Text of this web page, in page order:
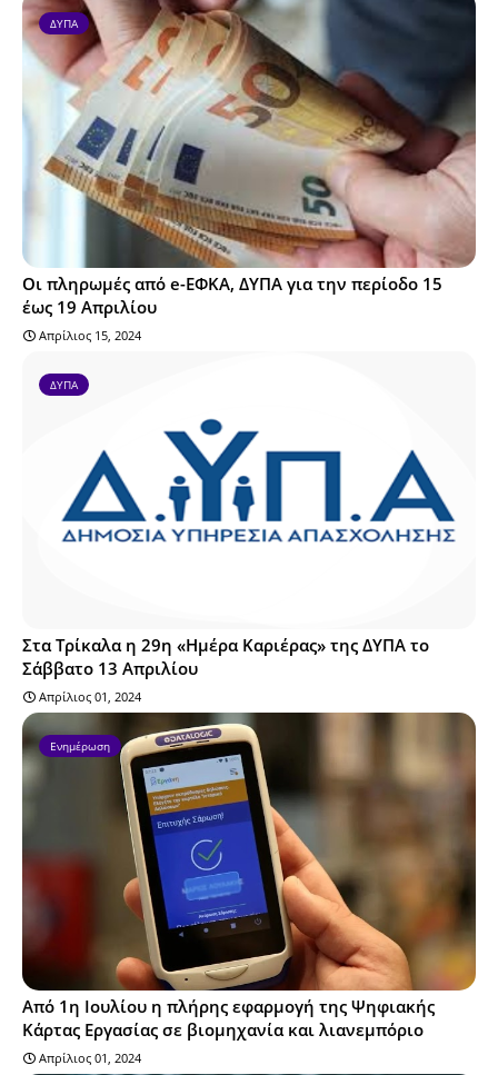
ΔΥΠΑ
Οι πληρωμές από e-ΕΦΚΑ, ΔΥΠΑ για την περίοδο 15
έως 19 Απριλίου
Απρίλιος 15, 2024
ΔΥΠΑ
Στα Τρίκαλα η 29η «Ημέρα Καριέρας» της ΔΥΠΑ το
Σάββατο 13 Απριλίου
Απρίλιος 01, 2024
Ενημέρωση
Από 1η Ιουλίου η πλήρης εφαρμογή της Ψηφιακής
Κάρτας Εργασίας σε βιομηχανία και λιανεμπόριο
Απρίλιος 01, 2024